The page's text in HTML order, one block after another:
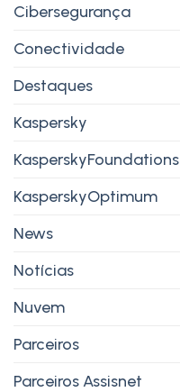
Cibersegurança
Conectividade
Destaques
Kaspersky
KasperskyFoundations
KasperskyOptimum
News
Notícias
Nuvem
Parceiros
Parceiros Assisnet